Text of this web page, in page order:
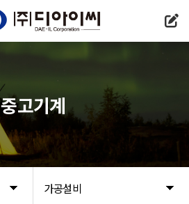
가공설비
중고기계